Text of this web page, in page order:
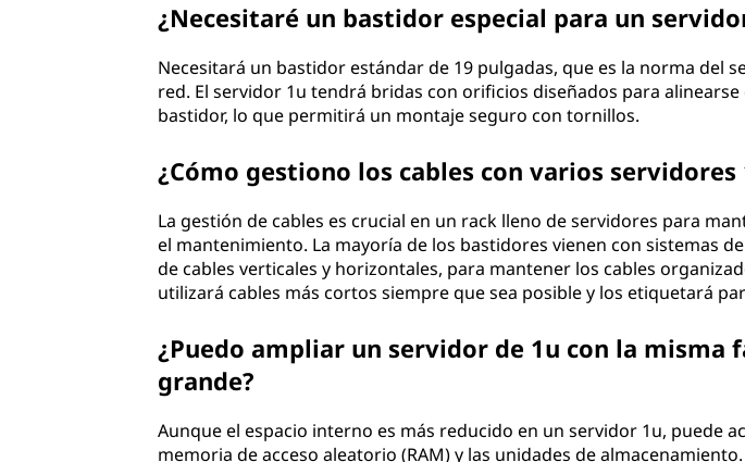
¿Necesitaré un bastidor especial para un
Necesitará un bastidor estándar de 19 pulgadas, que es la norma del
red. El servidor 1u tendrá bridas con orificios diseñados para
bastidor, lo que permitirá un montaje seguro con tornillos.
¿Cómo gestiono los cables con varios
La gestión de cables es crucial en un rack lleno de servidores para
el mantenimiento. La mayoría de los bastidores vienen con sistemas
de cables verticales y horizontales, para mantener los cables
utilizará cables más cortos siempre que sea posible y los etiquetará
¿Puedo ampliar un servidor de 1u con la misma
grande?
Aunque el espacio interno es más reducido en un servidor 1u, puede
memoria de acceso aleatorio (RAM) y las unidades de